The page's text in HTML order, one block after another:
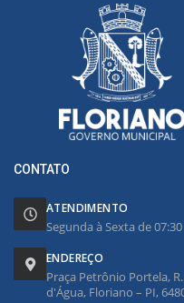
CONTATO
ATENDIMENTO
Segunda à Sexta de
ENDEREÇO
Praça Petrônio Portela,
d'Água, Floriano – PI,